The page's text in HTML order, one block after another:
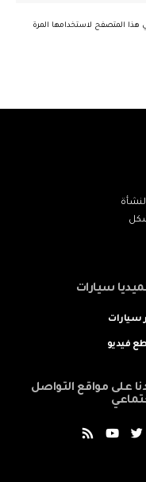
هذا المتصفح لاستخدامها المرة
سيارات
سيارات
فيديو
على مواقع التواصل